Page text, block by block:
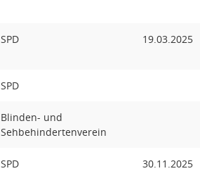
SPD 19.03.2025
SPD
Blinden- und
Sehbehindertenverein
SPD 30.11.2025